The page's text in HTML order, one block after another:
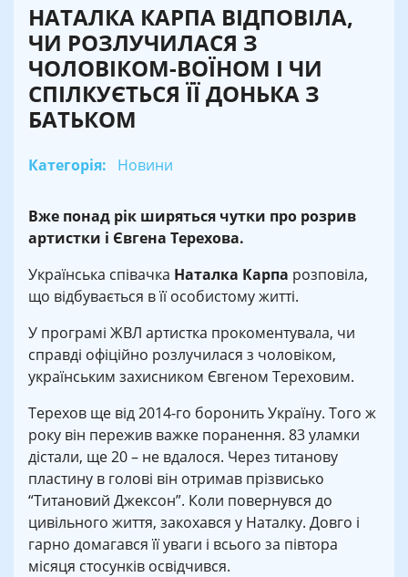
НАТАЛКА КАРПА ВІДПОВІЛА,
ЧИ РОЗЛУЧИЛАСЯ З
ЧОЛОВІКОМ-ВОЇНОМ І ЧИ
СПІЛКУЄТЬСЯ ЇЇ ДОНЬКА З
БАТЬКОМ
Категорія: Новини
Вже понад рік ширяться чутки про розрив
артистки і Євгена Терехова.
Українська співачка Наталка Карпа розповіла,
що відбувається в її особистому житті.
У програмі ЖВЛ артистка прокоментувала, чи
справді офіційно розлучилася з чоловіком,
українським захисником Євгеном Тереховим.
Терехов ще від 2014-го боронить Україну. Того ж
року він пережив важке поранення. 83 уламки
дістали, ще 20 – не вдалося. Через титанову
пластину в голові він отримав прізвисько
“Титановий Джексон”. Коли повернувся до
цивільного життя, закохався у Наталку. Довго і
гарно домагався її уваги і всього за півтора
місяця стосунків освідчився.